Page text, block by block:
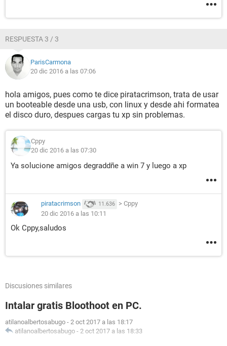
RESPUESTA 3 / 3
ParisCarmona
20 dic 2016 a las 07:06
hola amigos, pues como te dice piratacrimson, trata de usar
un booteable desde una usb, con linux y desde ahi formatea
el disco duro, despues cargas tu xp sin problemas.
Cppy
20 dic 2016 a las 07:30
Ya solucione amigos degraddñe a win 7 y luego a xp
piratacrimson 11.636 > Cppy
20 dic 2016 a las 10:11
Ok Cppy,saludos
Discusiones similares
Intalar gratis Bloothoot en PC.
atilanoalbertosabugo - 2 oct 2017 a las 18:17
atilanoalbertosabugo - 2 oct 2017 a las 18:33